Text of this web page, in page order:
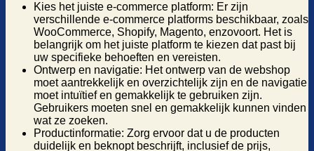
Kies het juiste e-commerce platform: Er zijn
verschillende e-commerce platforms beschikbaar, zoals
WooCommerce, Shopify, Magento, enzovoort. Het is
belangrijk om het juiste platform te kiezen dat past bij
uw specifieke behoeften en vereisten.
Ontwerp en navigatie: Het ontwerp van de webshop
moet aantrekkelijk en overzichtelijk zijn en de navigatie
moet intuïtief en gemakkelijk te gebruiken zijn.
Gebruikers moeten snel en gemakkelijk kunnen vinden
wat ze zoeken.
Productinformatie: Zorg ervoor dat u de producten
duidelijk en beknopt beschrijft, inclusief de prijs,